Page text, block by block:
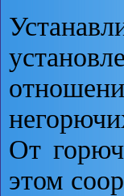
От
этом